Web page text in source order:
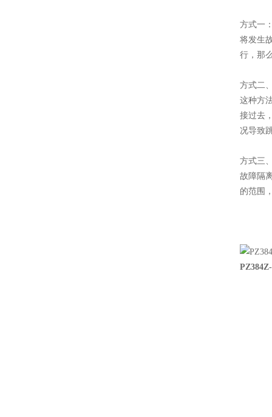
方式一
将发生
行，那
方式二
这种方
接过去
况导致
方式三
故障隔
的范围